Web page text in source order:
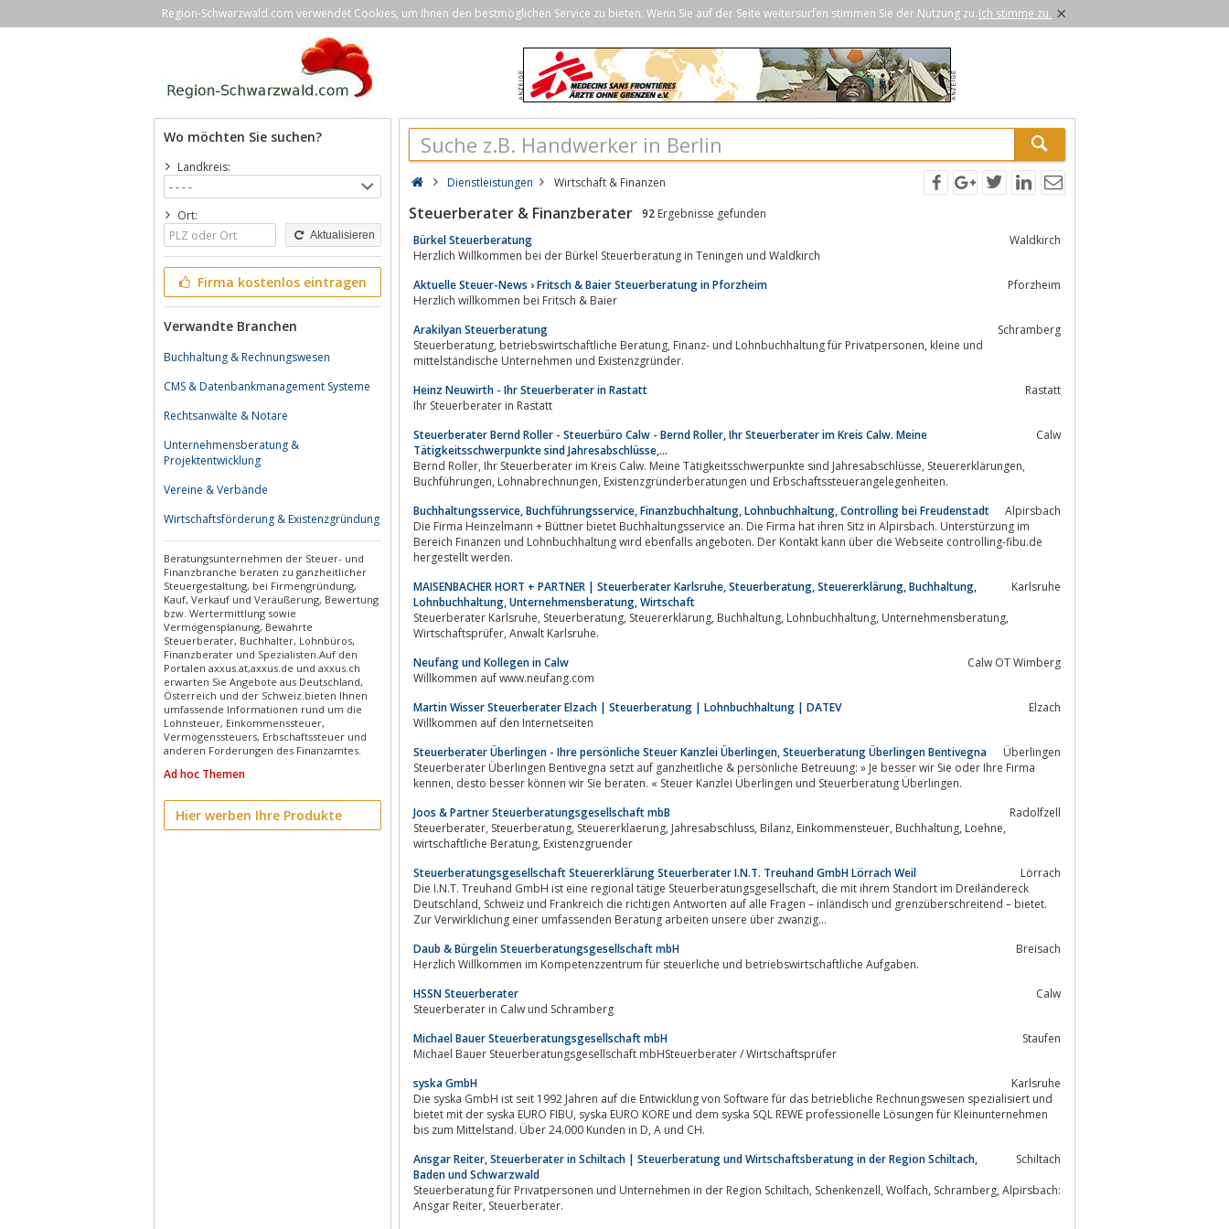
Region-Schwarzwald.com verwendet Cookies, um Ihnen den bestmöglichen Service zu bieten. Wenn Sie auf der Seite weitersurfen stimmen Sie der Nutzung zu.Ich stimme zu. ×
Wo möchten Sie suchen?
Landkreis:
Ort:
Aktualisieren
Firma kostenlos eintragen
Verwandte Branchen
Buchhaltung & Rechnungswesen
CMS & Datenbankmanagement Systeme
Rechtsanwälte & Notare
Unternehmensberatung &
Projektentwicklung
Vereine & Verbände
Wirtschaftsförderung & Existenzgründung
Beratungsunternehmen der Steuer- und
Finanzbranche beraten zu ganzheitlicher
Steuergestaltung, bei Firmengründung,
Kauf, Verkauf und Veräußerung, Bewertung
bzw. Wertermittlung sowie
Vermögensplanung, Bewährte
Steuerberater, Buchhalter, Lohnbüros,
Finanzberater und Spezialisten.Auf den
Portalen axxus.at,axxus.de und axxus.ch
erwarten Sie Angebote aus Deutschland,
Österreich und der Schweiz.bieten Ihnen
umfassende Informationen rund um die
Lohnsteuer, Einkommenssteuer,
Vermögenssteuers, Erbschaftssteuer und
anderen Forderungen des Finanzamtes.
Ad hoc Themen
Hier werben Ihre Produkte
Dienstleistungen Wirtschaft & Finanzen
Steuerberater & Finanzberater 92 Ergebnisse gefunden
Bürkel Steuerberatung
Waldkirch
Herzlich Willkommen bei der Bürkel Steuerberatung in Teningen und Waldkirch
Aktuelle Steuer-News › Fritsch & Baier Steuerberatung in Pforzheim
Pforzheim
Herzlich willkommen bei Fritsch & Baier
Arakilyan Steuerberatung
Schramberg
Steuerberatung, betriebswirtschaftliche Beratung, Finanz- und Lohnbuchhaltung für Privatpersonen, kleine und
mittelständische Unternehmen und Existenzgründer.
Heinz Neuwirth - Ihr Steuerberater in Rastatt
Rastatt
Ihr Steuerberater in Rastatt
Steuerberater Bernd Roller - Steuerbüro Calw - Bernd Roller, Ihr Steuerberater im Kreis Calw. Meine
Tätigkeitsschwerpunkte sind Jahresabschlüsse,...
Calw
Bernd Roller, Ihr Steuerberater im Kreis Calw. Meine Tätigkeitsschwerpunkte sind Jahresabschlüsse, Steuererklärungen,
Buchführungen, Lohnabrechnungen, Existenzgründerberatungen und Erbschaftssteuerangelegenheiten.
Buchhaltungsservice, Buchführungsservice, Finanzbuchhaltung, Lohnbuchhaltung, Controlling bei Freudenstadt
Alpirsbach
Die Firma Heinzelmann + Büttner bietet Buchhaltungsservice an. Die Firma hat ihren Sitz in Alpirsbach. Unterstürzung im
Bereich Finanzen und Lohnbuchhaltung wird ebenfalls angeboten. Der Kontakt kann über die Webseite controlling-fibu.de
hergestellt werden.
MAISENBACHER HORT + PARTNER | Steuerberater Karlsruhe, Steuerberatung, Steuererklärung, Buchhaltung,
Lohnbuchhaltung, Unternehmensberatung, Wirtschaft
Karlsruhe
Steuerberater Karlsruhe, Steuerberatung, Steuererklärung, Buchhaltung, Lohnbuchhaltung, Unternehmensberatung,
Wirtschaftsprüfer, Anwalt Karlsruhe.
Neufang und Kollegen in Calw
Calw OT Wimberg
Willkommen auf www.neufang.com
Martin Wisser Steuerberater Elzach | Steuerberatung | Lohnbuchhaltung | DATEV
Elzach
Willkommen auf den Internetseiten
Steuerberater Überlingen - Ihre persönliche Steuer Kanzlei Überlingen, Steuerberatung Überlingen Bentivegna
Überlingen
Steuerberater Überlingen Bentivegna setzt auf ganzheitliche & persönliche Betreuung: » Je besser wir Sie oder Ihre Firma
kennen, desto besser können wir Sie beraten. « Steuer Kanzlei Überlingen und Steuerberatung Überlingen.
Joos & Partner Steuerberatungsgesellschaft mbB
Radolfzell
Steuerberater, Steuerberatung, Steuererklaerung, Jahresabschluss, Bilanz, Einkommensteuer, Buchhaltung, Loehne,
wirtschaftliche Beratung, Existenzgruender
Steuerberatungsgesellschaft Steuererklärung Steuerberater I.N.T. Treuhand GmbH Lörrach Weil
Lörrach
Die I.N.T. Treuhand GmbH ist eine regional tätige Steuerberatungsgesellschaft, die mit ihrem Standort im Dreiländereck
Deutschland, Schweiz und Frankreich die richtigen Antworten auf alle Fragen – inländisch und grenzüberschreitend – bietet.
Zur Verwirklichung einer umfassenden Beratung arbeiten unsere über zwanzig...
Daub & Bürgelin Steuerberatungsgesellschaft mbH
Breisach
Herzlich Willkommen im Kompetenzzentrum für steuerliche und betriebswirtschaftliche Aufgaben.
HSSN Steuerberater
Calw
Steuerberater in Calw und Schramberg
Michael Bauer Steuerberatungsgesellschaft mbH
Staufen
Michael Bauer Steuerberatungsgesellschaft mbHSteuerberater / Wirtschaftsprüfer
syska GmbH
Karlsruhe
Die syska GmbH ist seit 1992 Jahren auf die Entwicklung von Software für das betriebliche Rechnungswesen spezialisiert und
bietet mit der syska EURO FIBU, syska EURO KORE und dem syska SQL REWE professionelle Lösungen für Kleinunternehmen
bis zum Mittelstand. Über 24.000 Kunden in D, A und CH.
Ansgar Reiter, Steuerberater in Schiltach | Steuerberatung und Wirtschaftsberatung in der Region Schiltach,
Baden und Schwarzwald
Schiltach
Steuerberatung für Privatpersonen und Unternehmen in der Region Schiltach, Schenkenzell, Wolfach, Schramberg, Alpirsbach:
Ansgar Reiter, Steuerberater.